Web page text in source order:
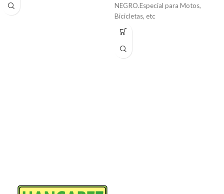
NEGRO.Especial para Motos,
Bicicletas, etc